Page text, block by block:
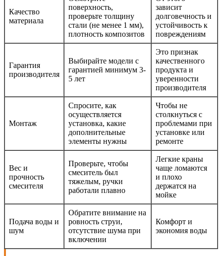
Качество
материала
поверхность,
проверьте толщину
стали (не менее 1 мм),
плотность композитов
зависит
долговечность и
устойчивость к
повреждениям
Гарантия
производителя
Выбирайте модели с
гарантией минимум 3-
5 лет
Это признак
качественного
продукта и
уверенности
производителя
Монтаж
Спросите, как
осуществляется
установка, какие
дополнительные
элементы нужны
Чтобы не
столкнуться с
проблемами при
установке или
ремонте
Вес и
прочность
смесителя
Проверьте, чтобы
смеситель был
тяжелым, ручки
работали плавно
Легкие краны
чаще ломаются
и плохо
держатся на
мойке
Подача воды и
шум
Обратите внимание на
ровность струи,
отсутствие шума при
включении
Комфорт и
экономия воды